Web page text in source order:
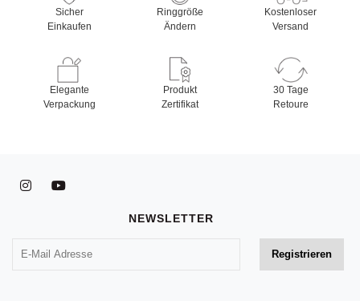
Sicher
Einkaufen
Ringgröße
Ändern
Kostenloser
Versand
Elegante
Verpackung
Produkt
Zertifikat
30 Tage
Retoure
NEWSLETTER